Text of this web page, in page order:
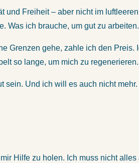
und Freiheit – aber nicht im
Was ich brauche, um gut zu
Grenzen gehe, zahle ich den
so lange, um mich zu regenerieren.
sein. Und ich will es auch nicht
Hilfe zu holen. Ich muss nicht